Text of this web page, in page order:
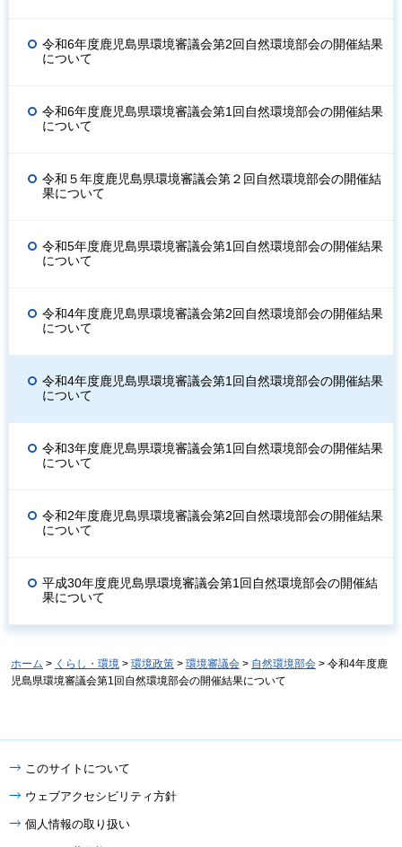
令和6年度鹿児島県環境審議会第2回自然環境部会の開催結果
について
令和6年度鹿児島県環境審議会第1回自然環境部会の開催結果
について
令和５年度鹿児島県環境審議会第２回自然環境部会の開催結
果について
令和5年度鹿児島県環境審議会第1回自然環境部会の開催結果
について
令和4年度鹿児島県環境審議会第2回自然環境部会の開催結果
について
令和4年度鹿児島県環境審議会第1回自然環境部会の開催結果
について
令和3年度鹿児島県環境審議会第1回自然環境部会の開催結果
について
令和2年度鹿児島県環境審議会第2回自然環境部会の開催結果
について
平成30年度鹿児島県環境審議会第1回自然環境部会の開催結
果について
ホーム > くらし・環境 > 環境政策 > 環境審議会 > 自然環境部会 > 令和4年度鹿
児島県環境審議会第1回自然環境部会の開催結果について
このサイトについて
ウェブアクセシビリティ方針
個人情報の取り扱い